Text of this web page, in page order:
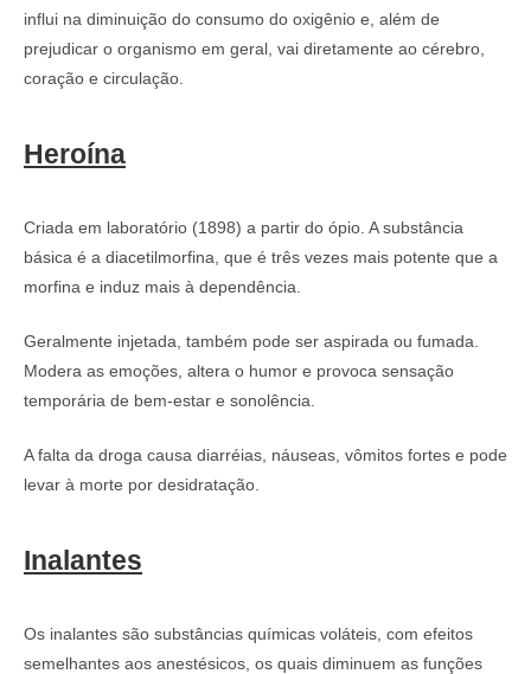
influi na diminuição do consumo do oxigênio e, além de
prejudicar o organismo em geral, vai diretamente ao cérebro,
coração e circulação.
Heroína
Criada em laboratório (1898) a partir do ópio. A substância
básica é a diacetilmorfina, que é três vezes mais potente que a
morfina e induz mais à dependência.
Geralmente injetada, também pode ser aspirada ou fumada.
Modera as emoções, altera o humor e provoca sensação
temporária de bem-estar e sonolência.
A falta da droga causa diarréias, náuseas, vômitos fortes e pode
levar à morte por desidratação.
Inalantes
Os inalantes são substâncias químicas voláteis, com efeitos
semelhantes aos anestésicos, os quais diminuem as funções